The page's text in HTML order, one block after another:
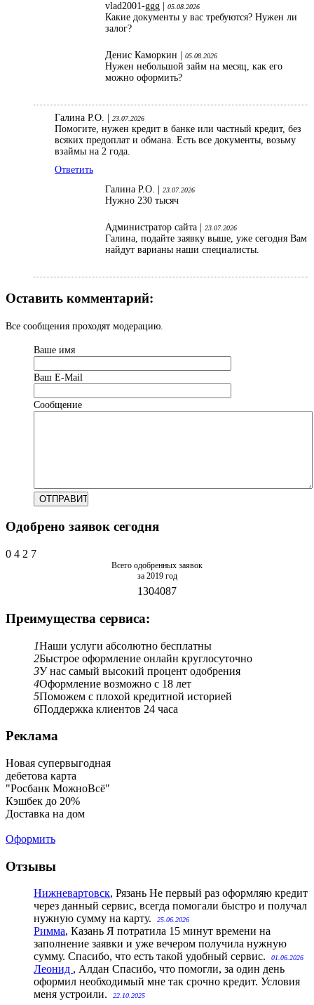
vlad2001-ggg | 05.08.2026
Какие документы у вас требуются? Нужен ли
залог?
Денис Каморкин | 05.08.2026
Нужен небольшой займ на месяц, как его
можно оформить?
Галина Р.О. | 23.07.2026
Помогите, нужен кредит в банке или частный кредит, без
всяких предоплат и обмана. Есть все документы, возьму
взаймы на 2 года.
Ответить
Галина Р.О. |
23.07.2026
Нужно 230 тысяч
Администратор сайта | 23.07.2026
Галина, подайте заявку выше, уже сегодня Вам
найдут варианы наши специалисты.
Оставить комментарий:
Все сообщения проходят модерацию.
Ваше имя
Ваш Е-Mail
Сообщение
Одобрено заявок сегодня
0 4 2 7
Всего одобренных заявок
за 2019 год
1304087
Преимущества сервиса:
1Наши услуги абсолютно бесплатны
2Быстрое оформление онлайн круглосуточно
3У нас самый высокий процент одобрения
4Оформление возможно с 18 лет
5Поможем с плохой кредитной историей
6Поддержка клиентов 24 часа
Реклама
Новая супервыгодная
дебетова карта
"Росбанк МожноВсё"
Кэшбек до 20%
Доставка на дом
Оформить
Отзывы
Нижневартовск, Рязань Не первый раз оформляю кредит
через данный сервис, всегда помогали быстро и получал
нужную сумму на карту.
25.06.2026
Римма, Казань Я потратила 15 минут времени на
заполнение заявки и уже вечером получила нужную
сумму. Спасибо, что есть такой удобный сервис.
01.06.2026
Леонид , Алдан Спасибо, что помогли, за один день
оформил необходимый мне так срочно кредит. Условия
меня устроили.
22.10.2025